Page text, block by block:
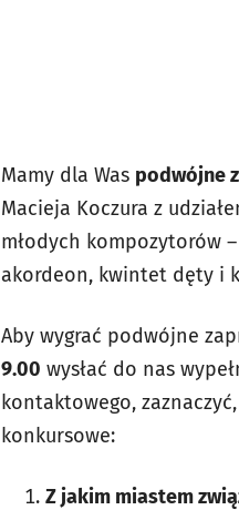
Mamy dla Was podwójne
Macieja Koczura z
młodych kompozytorów
akordeon, kwintet dęty i
Aby wygrać podwójne
9.00 wysłać do nas
kontaktowego,
konkursowe:
Z jakim miastem